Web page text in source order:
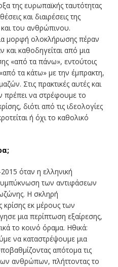
της ευρωπαϊκής ταυτότητας
και διαιρέσεις της
του ανθρώπινου.
μορφή ολοκλήρωσης πέραν
καθοδηγείται από μια
«από τα πάνω», εντούτοις
τα κάτω» με την έμπρακτη,
Στις πρακτικές αυτές και
πρέπει να στρέφουμε το
διότι από τις ιδεολογίες
ή όχι το καθολικό
όταν η ελληνική
των αντιφάσεων
Η σκληρή
κρίσης εκ μέρους των
μια περίπτωση εξαίρεσης,
το κοινό όραμα. Ηθικά:
να καταστρέψουμε μια
απότομα τις
ανθρώπων, πλήττοντας το